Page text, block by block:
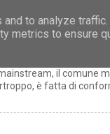
il comune
è fatta di
to analyze
metrics to ensure